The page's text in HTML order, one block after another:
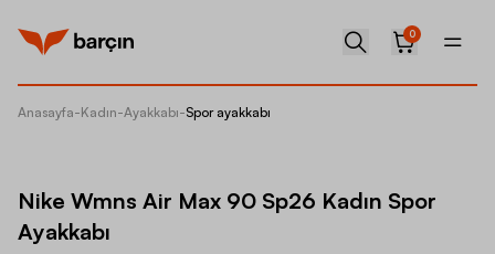
0
Anasayfa-Kadın-Ayakkabı-Spor ayakkabı
Nike Wmns Air Max 90 Sp26 Kadın Spor
Ayakkabı